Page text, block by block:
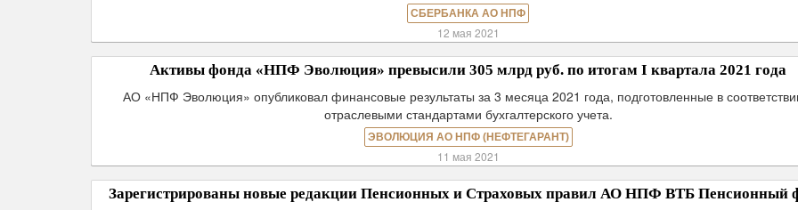
СБЕРБАНКА АО НПФ
12 мая 2021
Активы фонда «НПФ Эволюция» превысили 305 млрд руб. по итогам I квартала 2021 года
АО «НПФ Эволюция» опубликовал финансовые результаты за 3 месяца 2021 года, подготовленные в
отраслевыми стандартами бухгалтерского учета.
ЭВОЛЮЦИЯ АО НПФ (НЕФТЕГАРАНТ)
11 мая 2021
Зарегистрированы новые редакции Пенсионных и Страховых правил АО НПФ ВТБ Пенсионный